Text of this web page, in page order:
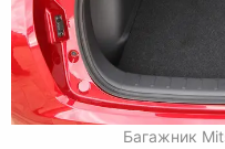
Багажник